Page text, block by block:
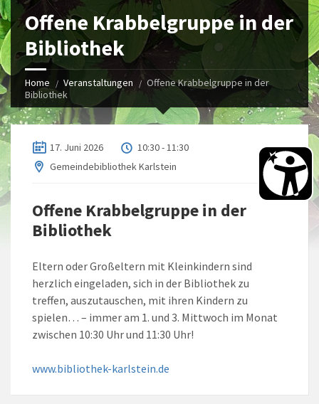
Offene Krabbelgruppe in der
Bibliothek
Home Veranstaltungen
Offene Krabbelgruppe in der
Bibliothek
17. Juni 2026
10:30 - 11:30
Gemeindebibliothek Karlstein
Offene Krabbelgruppe in der
Bibliothek
Eltern oder Großeltern mit Kleinkindern sind
herzlich eingeladen, sich in der Bibliothek zu
treffen, auszutauschen, mit ihren Kindern zu
spielen… – immer am 1. und 3. Mittwoch im Monat
zwischen 10:30 Uhr und 11:30 Uhr!
www.bibliothek-karlstein.de